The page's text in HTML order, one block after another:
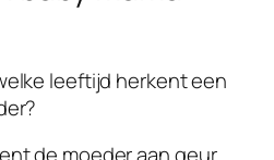
leeftijd herkent een